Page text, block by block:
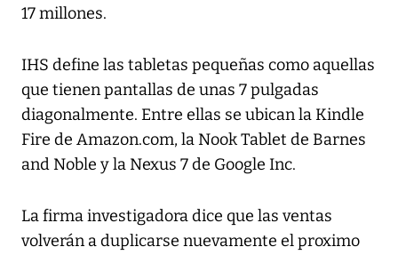
17 millones.
IHS define las tabletas pequeñas como aquellas
que tienen pantallas de unas 7 pulgadas
diagonalmente. Entre ellas se ubican la Kindle
Fire de Amazon.com, la Nook Tablet de Barnes
and Noble y la Nexus 7 de Google Inc.
La firma investigadora dice que las ventas
volverán a duplicarse nuevamente el proximo